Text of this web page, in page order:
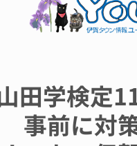
田学検定
事前に対